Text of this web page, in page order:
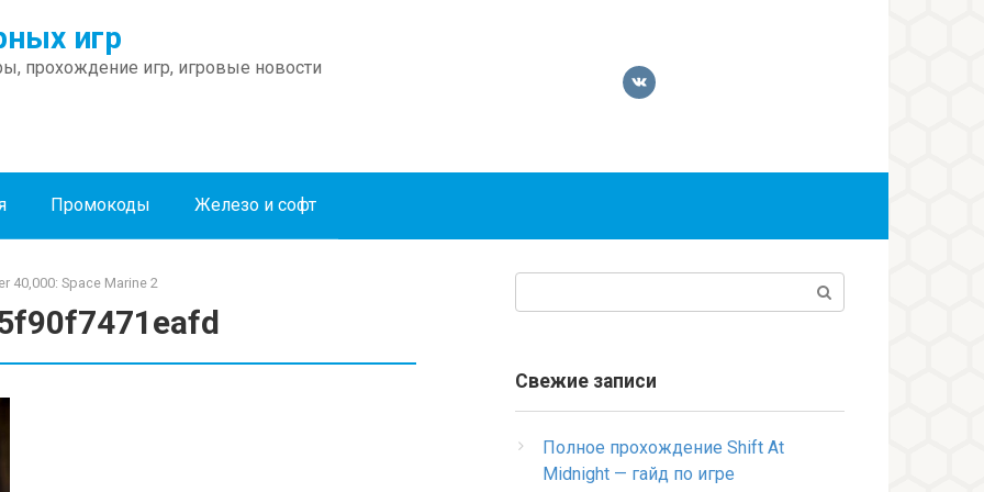
игр
прохождение игр, игровые новости
Промокоды Железо и софт
40,000: Space Marine 2
Свежие записи
Полное прохождение Shift At
Midnight — гайд по игре